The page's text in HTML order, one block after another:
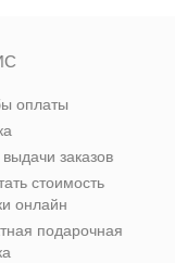
оплаты
заказов
стоимость
онлайн
подарочная